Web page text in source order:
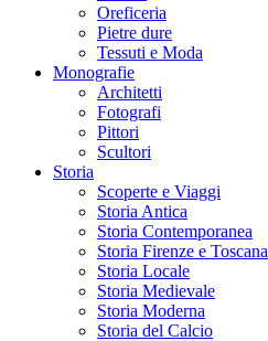
Oreficeria
Pietre dure
Tessuti e Moda
Monografie
Architetti
Fotografi
Pittori
Scultori
Storia
Scoperte e Viaggi
Storia Antica
Storia Contemporanea
Storia Firenze e Toscana
Storia Locale
Storia Medievale
Storia Moderna
Storia del Calcio